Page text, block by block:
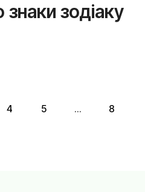
зодіаку
4 5 … 8